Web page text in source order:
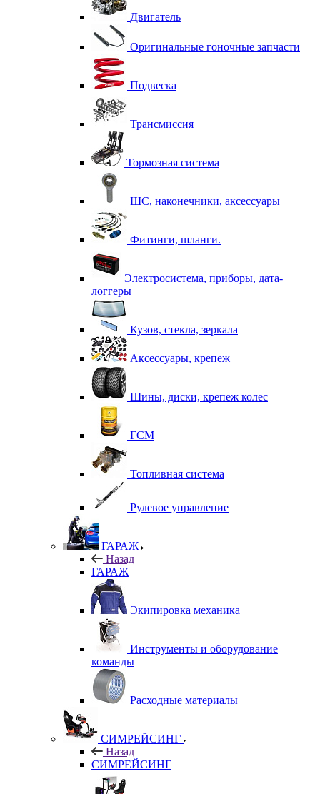
Двигатель
Оригинальные гоночные запчасти
Подвеска
Трансмиссия
Тормозная система
ШС, наконечники, аксессуары
Фитинги, шланги.
Электросистема, приборы, дата-
логгеры
Кузов, стекла, зеркала
Аксессуары, крепеж
Шины, диски, крепеж колес
ГСМ
Топливная система
Рулевое управление
ГАРАЖ
Назад
ГАРАЖ
Экипировка механика
Инструменты и оборудование
команды
Расходные материалы
СИМРЕЙСИНГ
Назад
СИМРЕЙСИНГ